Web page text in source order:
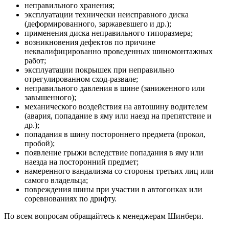
неправильного хранения;
эксплуатации технически неисправного диска
(деформированного, заржавевшего и др.);
применения диска неправильного типоразмера;
возникновения дефектов по причине
неквалифицированно проведенных шиномонтажных
работ;
эксплуатации покрышек при неправильно
отрегулированном сход-развале;
неправильного давления в шине (заниженного или
завышенного);
механического воздействия на автошину водителем
(авария, попадание в яму или наезд на препятствие и
др.);
попадания в шину постороннего предмета (прокол,
пробой);
появление грыжи вследствие попадания в яму или
наезда на посторонний предмет;
намеренного вандализма со стороны третьих лиц или
самого владельца;
повреждения шины при участии в автогонках или
соревнованиях по дрифту.
По всем вопросам обращайтесь к менеджерам Шинбери.